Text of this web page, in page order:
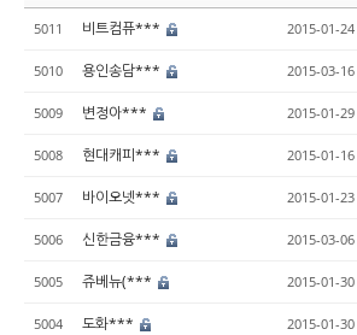
5011 비트컴퓨*** 2015-01-24
5010 용인송담*** 2015-03-16
5009 변정아*** 2015-01-29
5008 현대캐피*** 2015-01-16
5007 바이오넷*** 2015-01-23
5006 신한금융*** 2015-03-06
5005 쥬베뉴(*** 2015-01-30
5004 도화*** 2015-01-30